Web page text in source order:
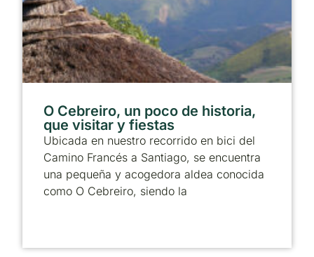
O Cebreiro, un poco de historia,
que visitar y fiestas
Ubicada en nuestro recorrido en bici del
Camino Francés a Santiago, se encuentra
una pequeña y acogedora aldea conocida
como O Cebreiro, siendo la